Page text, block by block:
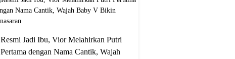
Resmi Jadi Ibu, Vior Melahirkan Putri
Pertama dengan Nama Cantik, Wajah